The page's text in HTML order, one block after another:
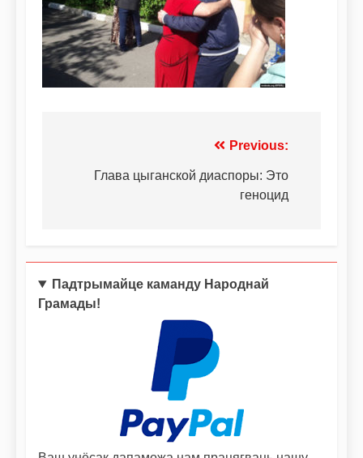
Previous:
Глава цыганской диаспоры: Это
геноцид
Падтрымайце каманду Народнай
Грамады!